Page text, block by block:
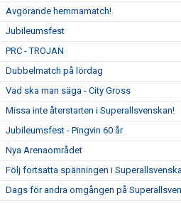
Avgörande hemmamatch!
Jubileumsfest
PRC - TROJAN
Dubbelmatch på lördag
Vad ska man säga - City Gross
Missa inte återstarten i Superallsvenskan!
Jubileumsfest - Pingvin 60 år
Nya Arenaområdet
Följ fortsatta spänningen i
Dags för andra omgången på